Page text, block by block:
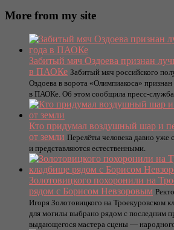
More from my site
Забитый мяч Оздоева признан
в ПАОКе Забитый мяч российского
Оздоева в ворота «Олимпиакоса»
в ПАОКе. Об этом сообщила пресс-
Кто придумал воздушный шар и
от земли Перелёты человека давно
и представляются естественными.
Золотовицкого похоронили на
рядом с Борисом Невзоровым
Игоря Золотовицкого на Троекуровском
для могилы выбрано рядом с последним
выдающегося мастера сцены —